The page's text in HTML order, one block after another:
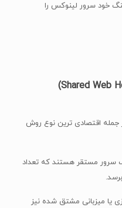
خود سرور لینوکس را
جمله اقتصادی ترین نوع روش
مستقر هستند که تعداد
یا میزبانی مشتق شده نیز